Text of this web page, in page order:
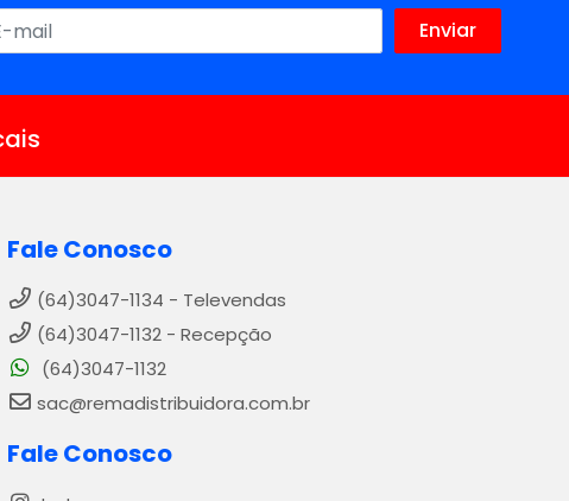
Fale Conosco
(64)3047-1134 - Televendas
(64)3047-1132 - Recepção
(64)3047-1132
sac@remadistribuidora.com.br
Fale Conosco